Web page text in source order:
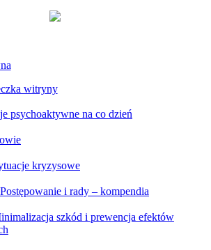
witryny
psychoaktywne na co dzień
kryzysowe
i rady – kompendia
szkód i prewencja efektów